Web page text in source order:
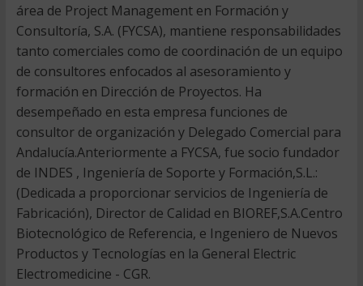
área de Project Management en Formación y
Consultoría, S.A. (FYCSA), mantiene responsabilidades
tanto comerciales como de coordinación de un equipo
de consultores enfocados al asesoramiento y
formación en Dirección de Proyectos. Ha
desempeñado en esta empresa funciones de
consultor de organización y Delegado Comercial para
Andalucía.Anteriormente a FYCSA, fue socio fundador
de INDES , Ingeniería de Soporte y Formación,S.L.:
(Dedicada a proporcionar servicios de Ingeniería de
Fabricación), Director de Calidad en BIOREF,S.A.Centro
Biotecnológico de Referencia, e Ingeniero de Nuevos
Productos y Tecnologías en la General Electric
Electromedicine - CGR.